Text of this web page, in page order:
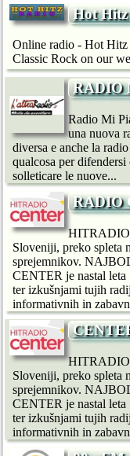
Hot Hitz
Online radio - Hot
Classic Rock on our
RADIO
Radio Mi
una nuova
diversa e anche la
qualcosa per
solleticare le nuove...
RADIO
HITRADIO
Sloveniji, preko spleta
sprejemnikov.
CENTER je nastal
ter izkušnjami tujih
informativnih in
HITRADIO
Sloveniji, preko spleta
sprejemnikov.
CENTER je nastal
ter izkušnjami tujih
informativnih in